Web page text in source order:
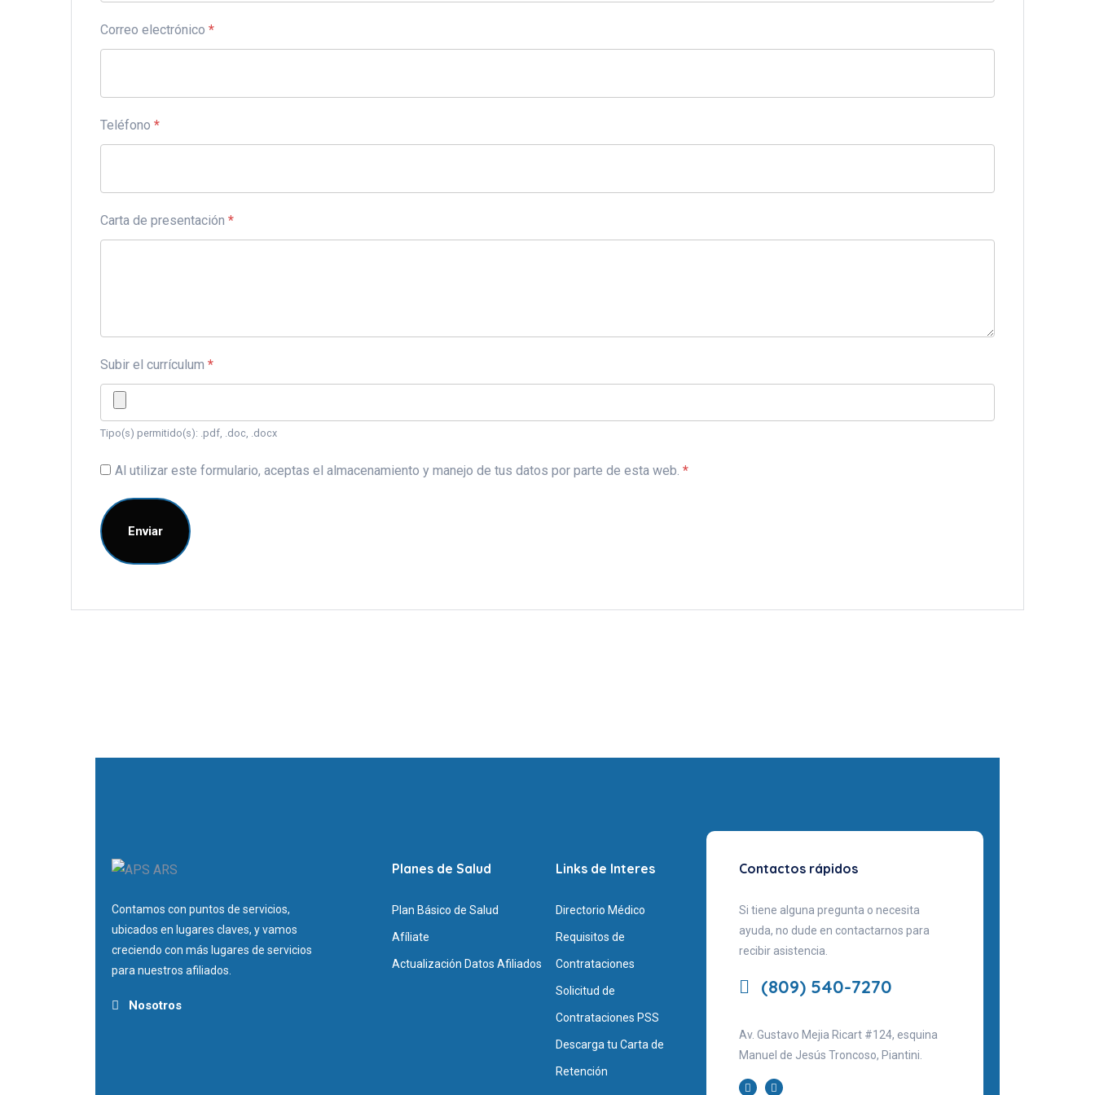
Correo electrónico *
Teléfono *
Carta de presentación *
Subir el currículum *
Tipo(s) permitido(s): .pdf, .doc, .docx
Al utilizar este formulario, aceptas el almacenamiento y manejo de tus datos por parte de esta web. *
Contamos con puntos de servicios,
ubicados en lugares claves, y vamos
creciendo con más lugares de servicios
para nuestros afiliados.
Nosotros
Planes de Salud
Plan Básico de Salud
Afíliate
Actualización Datos Afiliados
Links de Interes
Directorio Médico
Requisitos de
Contrataciones
Solicitud de
Contrataciones PSS
Descarga tu Carta de
Retención
Contactos rápidos
Si tiene alguna pregunta o necesita
ayuda, no dude en contactarnos para
recibir asistencia.
(809) 540-7270
Av. Gustavo Mejia Ricart #124, esquina
Manuel de Jesús Troncoso, Piantini.